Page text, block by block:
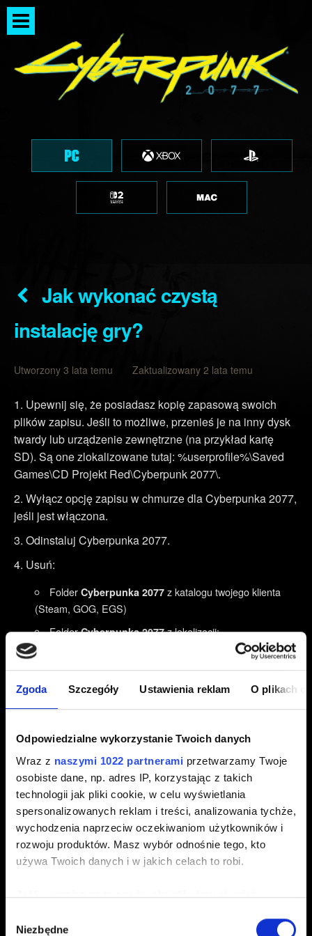
Zgoda Szczegóły Ustawienia reklam O plikach
Odpowiedzialne wykorzystanie Twoich danych
Wraz z naszymi 1022 partnerami przetwarzamy Twoje
osobiste dane, np. adres IP, korzystając z takich
technologii jak pliki cookie, w celu wyświetlania
spersonalizowanych reklam i treści, analizowania tychże,
wychodzenia naprzeciw oczekiwaniom użytkowników i
rozwoju produktów. Masz wybór odnośnie tego, kto
używa Twoich danych i w jakich celach to robi.
Jeśli wyrazisz na to zgodę, chcielibyśmy również:
geograficznej z dokładnością nawet do kilku metrów
zgody
Niezbędne
Jak wykonać czystą
instalację gry?
Utworzony 3 lata temu Zaktualizowany 2 lata temu
Upewnij się, że posiadasz kopię zapasową swoich
plików zapisu. Jeśli to możliwe, przenieś je na inny dysk
twardy lub urządzenie zewnętrzne (na przykład kartę
SD). Są one zlokalizowane tutaj: %userprofile%\Saved
Games\CD Projekt Red\Cyberpunk 2077\.
Wyłącz opcję zapisu w chmurze dla Cyberpunka 2077,
jeśli jest włączona.
Odinstaluj Cyberpunka 2077.
Usuń:
FolderCyberpunka 2077 z katalogu twojego klienta
(Steam, GOG, EGS)
FolderCyberpunka 2077z lokalizacji:
%userprofile%\Saved Games\CD Projekt Red\
FolderyREDEngineiCD Projekt Redz lokalizacji:
%userprofile%\AppData\Local\
Jeśli nie widzisz folderu w oknie Eksploratora Windows,
na Windows 11: Wyświetl → Pokaż → Ukryte elementy
Zrestartuj komputer.
Ponownie zainstaluj Cyberpunka 2077, na dysku SSD.
Nie instaluj żadnych modów!
Jeśli instalujesz grę na tej samej partycji, na której masz
jest blokowana przez ustawienia Windowsa. Zainstaluj ją
Przykładowa ścieżka po instalacji: